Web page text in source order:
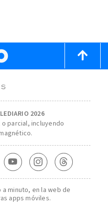
2026
parcial, incluyendo
minuto, en la web de
apps móviles.